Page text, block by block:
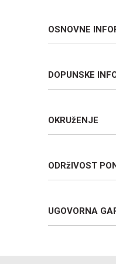
OSNOVNE
DOPUNSKE
OKRUžENJE
ODRžIVOST
UGOVORNA